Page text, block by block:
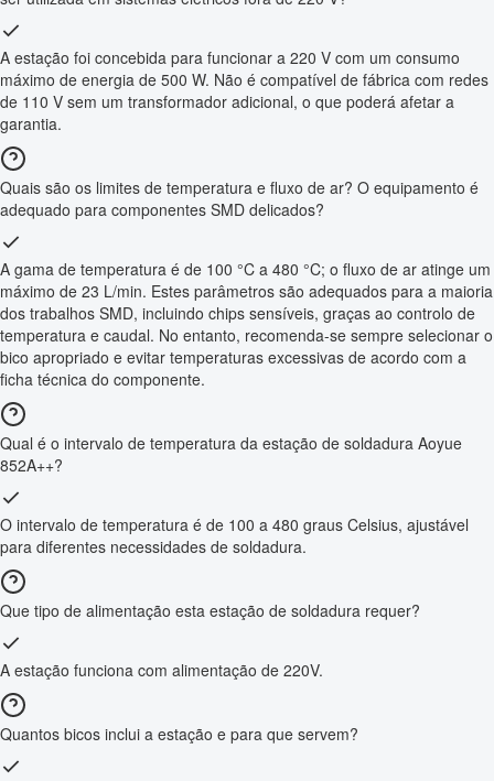
A estação foi concebida para funcionar a 220 V com um consumo
máximo de energia de 500 W. Não é compatível de fábrica com redes
de 110 V sem um transformador adicional, o que poderá afetar a
garantia.
Quais são os limites de temperatura e fluxo de ar? O equipamento é
adequado para componentes SMD delicados?
A gama de temperatura é de 100 °C a 480 °C; o fluxo de ar atinge um
máximo de 23 L/min. Estes parâmetros são adequados para a maioria
dos trabalhos SMD, incluindo chips sensíveis, graças ao controlo de
temperatura e caudal. No entanto, recomenda-se sempre selecionar o
bico apropriado e evitar temperaturas excessivas de acordo com a
ficha técnica do componente.
Qual é o intervalo de temperatura da estação de soldadura Aoyue
852A++?
O intervalo de temperatura é de 100 a 480 graus Celsius, ajustável
para diferentes necessidades de soldadura.
Que tipo de alimentação esta estação de soldadura requer?
A estação funciona com alimentação de 220V.
Quantos bicos inclui a estação e para que servem?